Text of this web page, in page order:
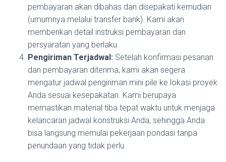
pembayaran akan dibahas dan disepakati kemudian
(umumnya melalui transfer bank). Kami akan
memberikan detail instruksi pembayaran dan
persyaratan yang berlaku.
Pengiriman Terjadwal: Setelah konfirmasi pesanan
dan pembayaran diterima, kami akan segera
mengatur jadwal pengiriman mini pile ke lokasi proyek
Anda sesuai kesepakatan. Kami berupaya
memastikan material tiba tepat waktu untuk menjaga
kelancaran jadwal konstruksi Anda, sehingga Anda
bisa langsung memulai pekerjaan pondasi tanpa
penundaan yang tidak perlu.